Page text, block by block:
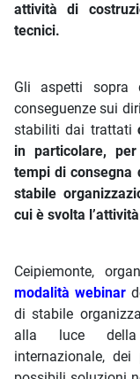
attività di
tecnici.
Gli aspetti sopra
conseguenze sui
stabiliti dai trattati
in particolare,
tempi di consegna
stabile
cui è svolta
Ceipiemonte,
modalità webinar
di stabile
alla luce della
internazionale,